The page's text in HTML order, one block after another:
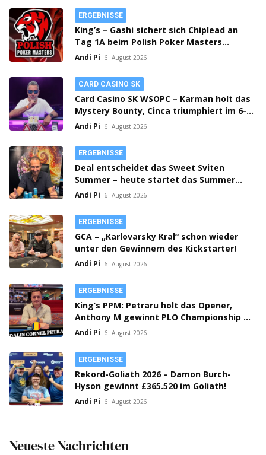
ERGEBNISSE
King’s – Gashi sichert sich Chiplead an
Tag 1A beim Polish Poker Masters
Mystery Bounty!
Andi Pi 6. August 2026
CARD CASINO SK
Card Casino SK WSOPC – Karman holt das
Mystery Bounty, Cinca triumphiert im 6-
Max!
Andi Pi 6. August 2026
ERGEBNISSE
Deal entscheidet das Sweet Sviten
Summer – heute startet das Summer
Open Bounty!
Andi Pi 6. August 2026
ERGEBNISSE
GCA – „Karlovarsky Kral“ schon wieder
unter den Gewinnern des Kickstarter!
Andi Pi 6. August 2026
ERGEBNISSE
King’s PPM: Petraru holt das Opener,
Anthony M gewinnt PLO Championship –
Prag spielt Flight 1C Million Crown!
Andi Pi 6. August 2026
ERGEBNISSE
Rekord-Goliath 2026 – Damon Burch-
Hyson gewinnt £365.520 im Goliath!
Andi Pi 6. August 2026
Neueste Nachrichten